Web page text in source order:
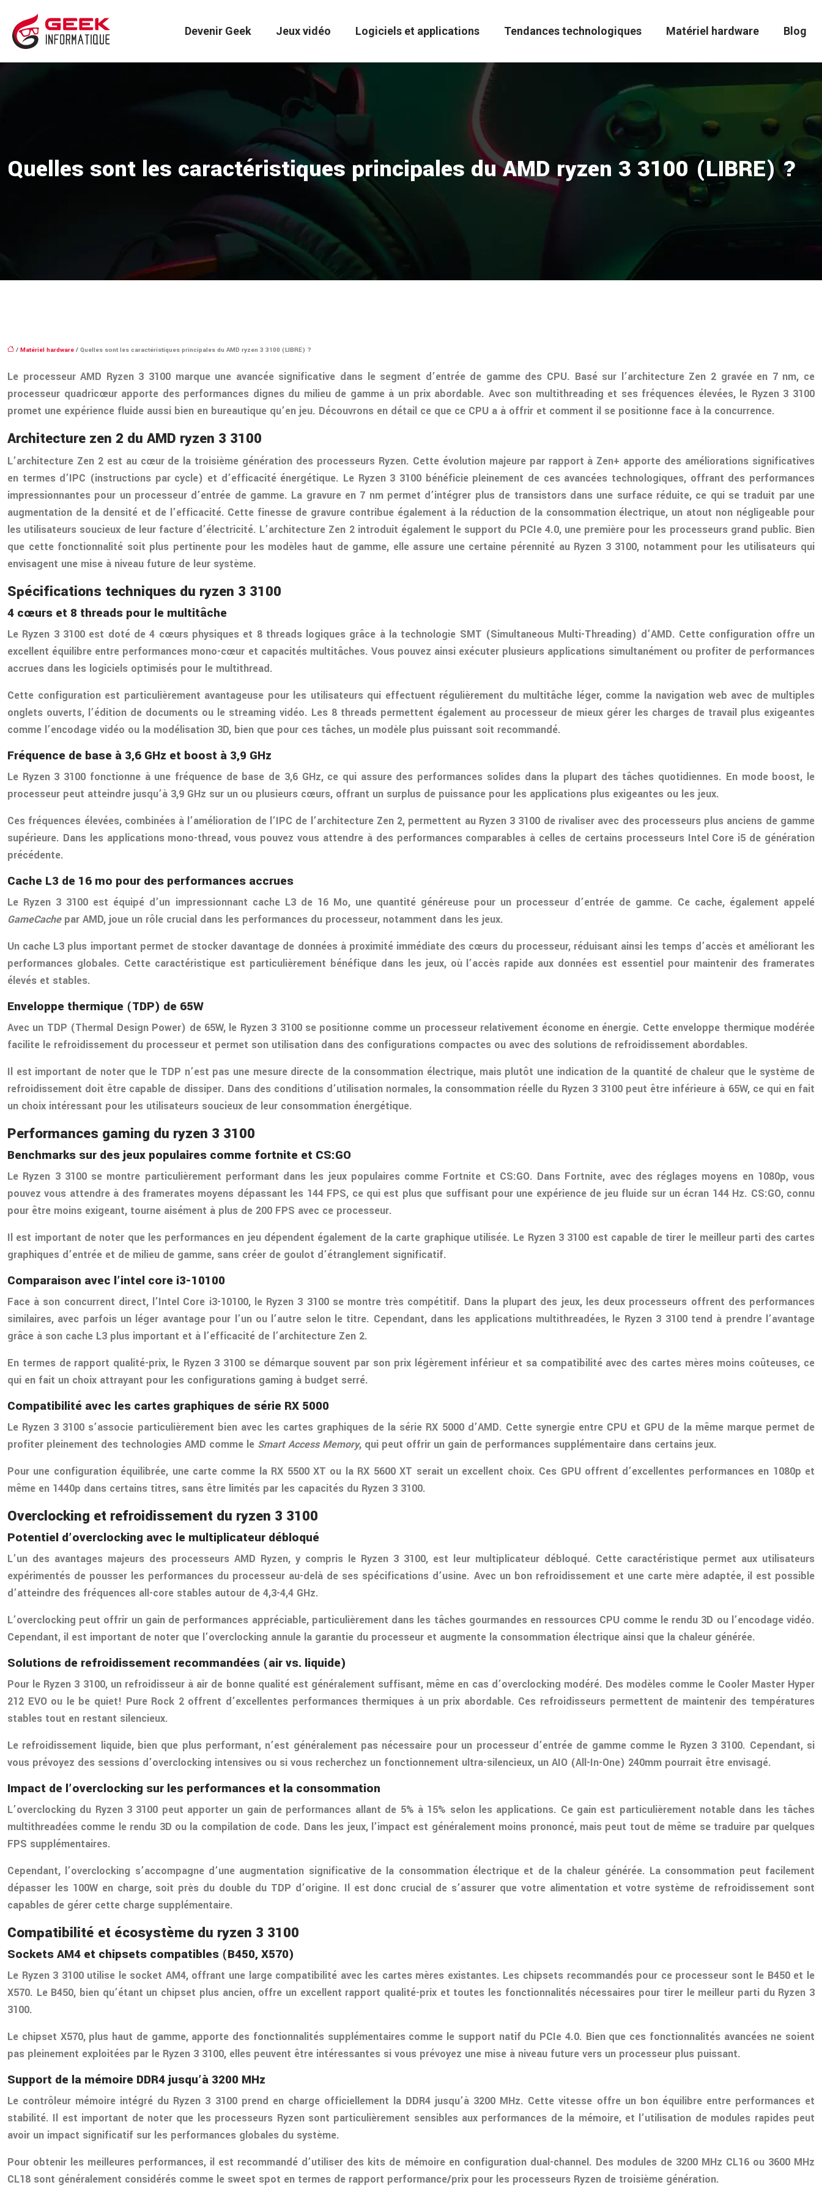
Devenir Geek Jeux vidéo Logiciels et applications Tendances technologiques Matériel hardware Blog
Quelles sont les caractéristiques principales du AMD ryzen 3 3100 (LIBRE) ?
/ Matériel hardware / Quelles sont les caractéristiques principales du AMD ryzen 3 3100 (LIBRE) ?
Le processeur AMD Ryzen 3 3100 marque une avancée significative dans le segment d’entrée de gamme des CPU. Basé sur l’architecture Zen 2 gravée en 7 nm, ce
processeur quadricœur apporte des performances dignes du milieu de gamme à un prix abordable. Avec son multithreading et ses fréquences élevées, le Ryzen 3 3100
promet une expérience fluide aussi bien en bureautique qu’en jeu. Découvrons en détail ce que ce CPU a à offrir et comment il se positionne face à la concurrence.
Architecture zen 2 du AMD ryzen 3 3100
L’architecture Zen 2 est au cœur de la troisième génération des processeurs Ryzen. Cette évolution majeure par rapport à Zen+ apporte des améliorations significatives
en termes d’IPC (instructions par cycle) et d’efficacité énergétique. Le Ryzen 3 3100 bénéficie pleinement de ces avancées technologiques, offrant des performances
impressionnantes pour un processeur d’entrée de gamme. La gravure en 7 nm permet d’intégrer plus de transistors dans une surface réduite, ce qui se traduit par une
augmentation de la densité et de l’efficacité. Cette finesse de gravure contribue également à la réduction de la consommation électrique, un atout non négligeable pour
les utilisateurs soucieux de leur facture d’électricité. L’architecture Zen 2 introduit également le support du PCIe 4.0, une première pour les processeurs grand public. Bien
que cette fonctionnalité soit plus pertinente pour les modèles haut de gamme, elle assure une certaine pérennité au Ryzen 3 3100, notamment pour les utilisateurs qui
envisagent une mise à niveau future de leur système.
Spécifications techniques du ryzen 3 3100
4 cœurs et 8 threads pour le multitâche
Le Ryzen 3 3100 est doté de 4 cœurs physiques et 8 threads logiques grâce à la technologie SMT (Simultaneous Multi-Threading) d’AMD. Cette configuration offre un
excellent équilibre entre performances mono-cœur et capacités multitâches. Vous pouvez ainsi exécuter plusieurs applications simultanément ou profiter de performances
accrues dans les logiciels optimisés pour le multithread.
Cette configuration est particulièrement avantageuse pour les utilisateurs qui effectuent régulièrement du multitâche léger, comme la navigation web avec de multiples
onglets ouverts, l’édition de documents ou le streaming vidéo. Les 8 threads permettent également au processeur de mieux gérer les charges de travail plus exigeantes
comme l’encodage vidéo ou la modélisation 3D, bien que pour ces tâches, un modèle plus puissant soit recommandé.
Fréquence de base à 3,6 GHz et boost à 3,9 GHz
Le Ryzen 3 3100 fonctionne à une fréquence de base de 3,6 GHz, ce qui assure des performances solides dans la plupart des tâches quotidiennes. En mode boost, le
processeur peut atteindre jusqu’à 3,9 GHz sur un ou plusieurs cœurs, offrant un surplus de puissance pour les applications plus exigeantes ou les jeux.
Ces fréquences élevées, combinées à l’amélioration de l’IPC de l’architecture Zen 2, permettent au Ryzen 3 3100 de rivaliser avec des processeurs plus anciens de gamme
supérieure. Dans les applications mono-thread, vous pouvez vous attendre à des performances comparables à celles de certains processeurs Intel Core i5 de génération
précédente.
Cache L3 de 16 mo pour des performances accrues
Le Ryzen 3 3100 est équipé d’un impressionnant cache L3 de 16 Mo, une quantité généreuse pour un processeur d’entrée de gamme. Ce cache, également appelé
GameCachepar AMD, joue un rôle crucial dans les performances du processeur, notamment dans les jeux.
Un cache L3 plus important permet de stocker davantage de données à proximité immédiate des cœurs du processeur, réduisant ainsi les temps d’accès et améliorant les
performances globales. Cette caractéristique est particulièrement bénéfique dans les jeux, où l’accès rapide aux données est essentiel pour maintenir des framerates
élevés et stables.
Enveloppe thermique (TDP) de 65W
Avec un TDP (Thermal Design Power) de 65W, le Ryzen 3 3100 se positionne comme un processeur relativement économe en énergie. Cette enveloppe thermique modérée
facilite le refroidissement du processeur et permet son utilisation dans des configurations compactes ou avec des solutions de refroidissement abordables.
Il est important de noter que le TDP n’est pas une mesure directe de la consommation électrique, mais plutôt une indication de la quantité de chaleur que le système de
refroidissement doit être capable de dissiper. Dans des conditions d’utilisation normales, la consommation réelle du Ryzen 3 3100 peut être inférieure à 65W, ce qui en fait
un choix intéressant pour les utilisateurs soucieux de leur consommation énergétique.
Performances gaming du ryzen 3 3100
Benchmarks sur des jeux populaires comme fortnite et CS:GO
Le Ryzen 3 3100 se montre particulièrement performant dans les jeux populaires comme Fortnite et CS:GO. Dans Fortnite, avec des réglages moyens en 1080p, vous
pouvez vous attendre à des framerates moyens dépassant les 144 FPS, ce qui est plus que suffisant pour une expérience de jeu fluide sur un écran 144 Hz. CS:GO, connu
pour être moins exigeant, tourne aisément à plus de 200 FPS avec ce processeur.
Il est important de noter que les performances en jeu dépendent également de la carte graphique utilisée. Le Ryzen 3 3100 est capable de tirer le meilleur parti des cartes
graphiques d’entrée et de milieu de gamme, sans créer de goulot d’étranglement significatif.
Comparaison avec l’intel core i3-10100
Face à son concurrent direct, l’Intel Core i3-10100, le Ryzen 3 3100 se montre très compétitif. Dans la plupart des jeux, les deux processeurs offrent des performances
similaires, avec parfois un léger avantage pour l’un ou l’autre selon le titre. Cependant, dans les applications multithreadées, le Ryzen 3 3100 tend à prendre l’avantage
grâce à son cache L3 plus important et à l’efficacité de l’architecture Zen 2.
En termes de rapport qualité-prix, le Ryzen 3 3100 se démarque souvent par son prix légèrement inférieur et sa compatibilité avec des cartes mères moins coûteuses, ce
qui en fait un choix attrayant pour les configurations gaming à budget serré.
Compatibilité avec les cartes graphiques de série RX 5000
Le Ryzen 3 3100 s’associe particulièrement bien avec les cartes graphiques de la série RX 5000 d’AMD. Cette synergie entre CPU et GPU de la même marque permet de
profiter pleinement des technologies AMD comme le Smart Access Memory, qui peut offrir un gain de performances supplémentaire dans certains jeux.
Pour une configuration équilibrée, une carte comme la RX 5500 XT ou la RX 5600 XT serait un excellent choix. Ces GPU offrent d’excellentes performances en 1080p et
même en 1440p dans certains titres, sans être limités par les capacités du Ryzen 3 3100.
Overclocking et refroidissement du ryzen 3 3100
Potentiel d’overclocking avec le multiplicateur débloqué
L’un des avantages majeurs des processeurs AMD Ryzen, y compris le Ryzen 3 3100, est leur multiplicateur débloqué. Cette caractéristique permet aux utilisateurs
expérimentés de pousser les performances du processeur au-delà de ses spécifications d’usine. Avec un bon refroidissement et une carte mère adaptée, il est possible
d’atteindre des fréquences all-core stables autour de 4,3-4,4 GHz.
L’overclocking peut offrir un gain de performances appréciable, particulièrement dans les tâches gourmandes en ressources CPU comme le rendu 3D ou l’encodage vidéo.
Cependant, il est important de noter que l’overclocking annule la garantie du processeur et augmente la consommation électrique ainsi que la chaleur générée.
Solutions de refroidissement recommandées (air vs. liquide)
Pour le Ryzen 3 3100, un refroidisseur à air de bonne qualité est généralement suffisant, même en cas d’overclocking modéré. Des modèles comme le Cooler Master Hyper
212 EVO ou le be quiet! Pure Rock 2 offrent d’excellentes performances thermiques à un prix abordable. Ces refroidisseurs permettent de maintenir des températures
stables tout en restant silencieux.
Le refroidissement liquide, bien que plus performant, n’est généralement pas nécessaire pour un processeur d’entrée de gamme comme le Ryzen 3 3100. Cependant, si
vous prévoyez des sessions d’overclocking intensives ou si vous recherchez un fonctionnement ultra-silencieux, un AIO (All-In-One) 240mm pourrait être envisagé.
Impact de l’overclocking sur les performances et la consommation
L’overclocking du Ryzen 3 3100 peut apporter un gain de performances allant de 5% à 15% selon les applications. Ce gain est particulièrement notable dans les tâches
multithreadées comme le rendu 3D ou la compilation de code. Dans les jeux, l’impact est généralement moins prononcé, mais peut tout de même se traduire par quelques
FPS supplémentaires.
Cependant, l’overclocking s’accompagne d’une augmentation significative de la consommation électrique et de la chaleur générée. La consommation peut facilement
dépasser les 100W en charge, soit près du double du TDP d’origine. Il est donc crucial de s’assurer que votre alimentation et votre système de refroidissement sont
capables de gérer cette charge supplémentaire.
Compatibilité et écosystème du ryzen 3 3100
Sockets AM4 et chipsets compatibles (B450, X570)
Le Ryzen 3 3100 utilise le socket AM4, offrant une large compatibilité avec les cartes mères existantes. Les chipsets recommandés pour ce processeur sont le B450 et le
X570. Le B450, bien qu’étant un chipset plus ancien, offre un excellent rapport qualité-prix et toutes les fonctionnalités nécessaires pour tirer le meilleur parti du Ryzen 3
3100.
Le chipset X570, plus haut de gamme, apporte des fonctionnalités supplémentaires comme le support natif du PCIe 4.0. Bien que ces fonctionnalités avancées ne soient
pas pleinement exploitées par le Ryzen 3 3100, elles peuvent être intéressantes si vous prévoyez une mise à niveau future vers un processeur plus puissant.
Support de la mémoire DDR4 jusqu’à 3200 MHz
Le contrôleur mémoire intégré du Ryzen 3 3100 prend en charge officiellement la DDR4 jusqu’à 3200 MHz. Cette vitesse offre un bon équilibre entre performances et
stabilité. Il est important de noter que les processeurs Ryzen sont particulièrement sensibles aux performances de la mémoire, et l’utilisation de modules rapides peut
avoir un impact significatif sur les performances globales du système.
Pour obtenir les meilleures performances, il est recommandé d’utiliser des kits de mémoire en configuration dual-channel. Des modules de 3200 MHz CL16 ou 3600 MHz
CL18 sont généralement considérés comme le sweet spot en termes de rapport performance/prix pour les processeurs Ryzen de troisième génération.